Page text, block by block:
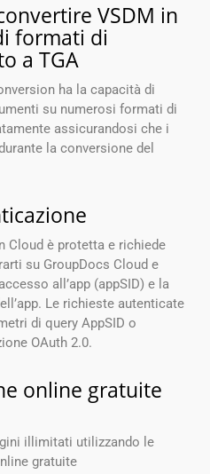
VSDM in
formati di
a TGA
ha la capacità di
su numerosi formati di
assicurandosi che i
la conversione del
Cloud è protetta e richiede
su GroupDocs Cloud e
all’app (appSID) e la
Le richieste autenticate
di query AppSID o
OAuth 2.0.
online gratuite
illimitati utilizzando le
gratuite